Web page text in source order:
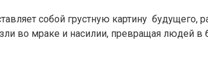
собой грустную картину
во мраке и насилии, превращая людей в